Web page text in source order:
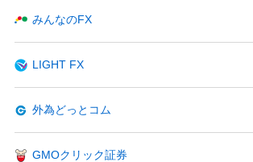
みんなのFX
LIGHT FX
外為どっとコム
GMOクリック証券